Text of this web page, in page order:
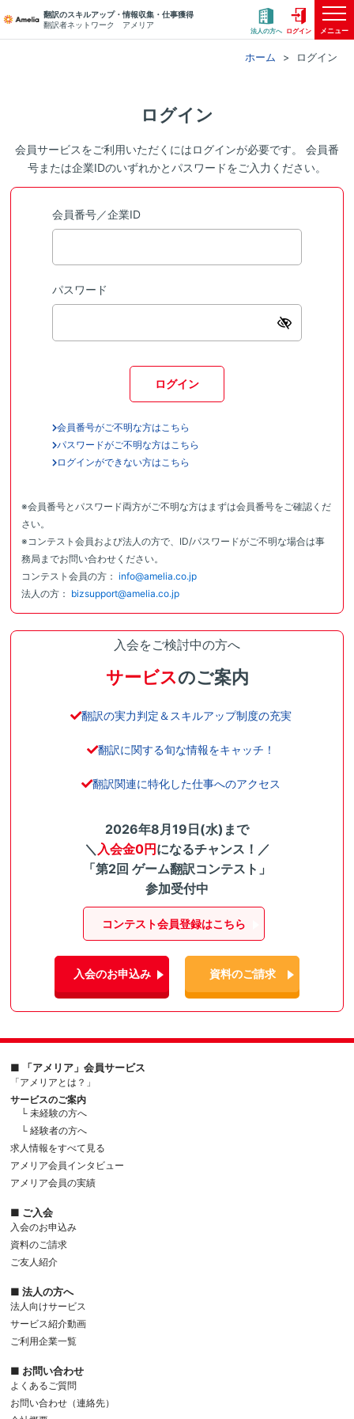
翻訳のスキルアップ・情報収集・仕事獲得
翻訳者ネットワーク アメリア
法人の方へ ログイン メニュー
ホーム ログイン
ログイン
会員サービスをご利用いただくにはログインが必要です。 会員番
号または企業IDのいずれかとパスワードをご入力ください。
会員番号／企業ID
パスワード
ログイン
会員番号がご不明な方はこちら
パスワードがご不明な方はこちら
ログインができない方はこちら
※会員番号とパスワード両方がご不明な方はまずは会員番号をご確認くだ
さい。
※コンテスト会員および法人の方で、ID/パスワードがご不明な場合は事
務局までお問い合わせください。
コンテスト会員の方： info@amelia.co.jp
法人の方： bizsupport@amelia.co.jp
入会をご検討中の方へ
サービスのご案内
翻訳の実力判定＆スキルアップ制度の充実
翻訳に関する旬な情報をキャッチ！
翻訳関連に特化した仕事へのアクセス
2026年8月19日(水)まで
＼ 入会金0円になるチャンス！／
「第2回 ゲーム翻訳コンテスト」
参加受付中
コンテスト会員登録はこちら
入会のお申込み 資料のご請求
■ 「アメリア」会員サービス
「アメリアとは？」
サービスのご案内
└ 未経験の方へ
└ 経験者の方へ
求人情報をすべて見る
アメリア会員インタビュー
アメリア会員の実績
■ ご入会
入会のお申込み
資料のご請求
ご友人紹介
■ 法人の方へ
法人向けサービス
サービス紹介動画
ご利用企業一覧
■ お問い合わせ
よくあるご質問
お問い合わせ（連絡先）